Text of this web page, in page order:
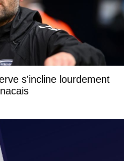
s'incline lourdement